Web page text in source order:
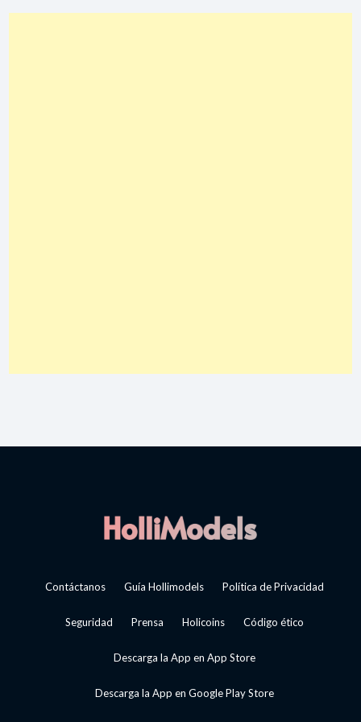
Contáctanos Guía Hollimodels Política de Privacidad
Seguridad Prensa Holicoins Código ético
Descarga la App en App Store
Descarga la App en Google Play Store